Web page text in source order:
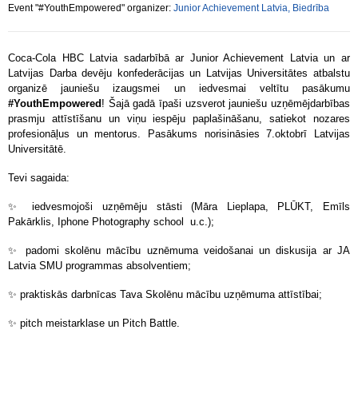
Event "#YouthEmpowered" organizer: Junior Achievement Latvia, Biedrība
Coca-Cola HBC Latvia sadarbībā ar Junior Achievement Latvia un ar
Latvijas Darba devēju konfederācijas un Latvijas Universitātes atbalstu
organizē jauniešu izaugsmei un iedvesmai veltītu pasākumu
#YouthEmpowered ! Šajā gadā īpaši uzsverot jauniešu uzņēmējdarbības
prasmju attīstīšanu un viņu iespēju paplašināšanu, satiekot nozares
profesionāļus un mentorus. Pasākums norisināsies 7.oktobrī Latvijas
Universitātē.
Tevi sagaida:
✨
iedvesmojoši uzņēmēju stāsti (Māra Lieplapa, PLŪKT, Emīls
Pakārklis, Iphone Photography school u.c.);
✨
padomi skolēnu mācību uznēmuma veidošanai un diskusija ar JA
Latvia SMU programmas absolventiem;
✨ praktiskās darbnīcas Tava Skolēnu mācību uzņēmuma attīstībai;
✨ pitch meistarklase un Pitch Battle.